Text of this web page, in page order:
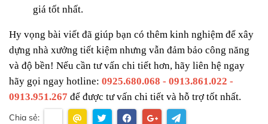
giá tốt nhất.
Hy vọng bài viết đã giúp bạn có thêm kinh nghiệm để xây
dựng nhà xưởng tiết kiệm nhưng vẫn đảm bảo công năng
và độ bền! Nếu cần tư vấn chi tiết hơn, hãy liên hệ ngay
hãy gọi ngay hotline: 0925.680.068 - 0913.861.022 -
0913.951.267 để được tư vấn chi tiết và hỗ trợ tốt nhất.
Chia sẻ: